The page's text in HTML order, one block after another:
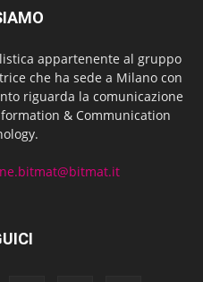
appartenente al gruppo
che ha sede a Milano con
riguarda la comunicazione
& Communication